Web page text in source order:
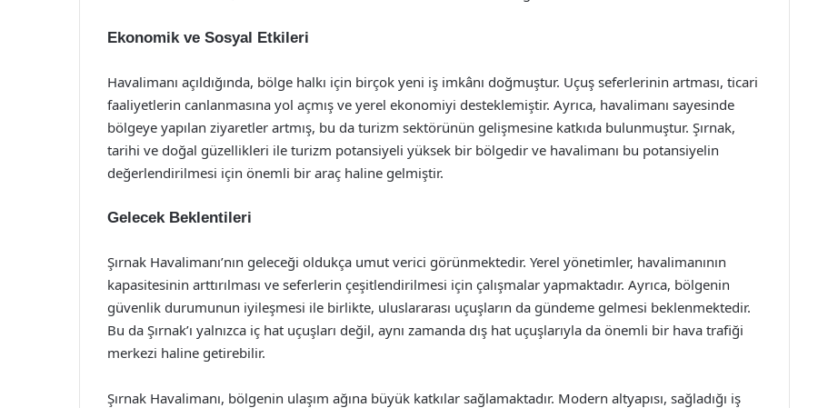
Ekonomik ve Sosyal Etkileri
Havalimanı açıldığında, bölge halkı için birçok yeni iş imkânı doğmuştur. Uçuş seferlerinin artması, ticari
faaliyetlerin canlanmasına yol açmış ve yerel ekonomiyi desteklemiştir. Ayrıca, havalimanı sayesinde
bölgeye yapılan ziyaretler artmış, bu da turizm sektörünün gelişmesine katkıda bulunmuştur. Şırnak,
tarihi ve doğal güzellikleri ile turizm potansiyeli yüksek bir bölgedir ve havalimanı bu potansiyelin
değerlendirilmesi için önemli bir araç haline gelmiştir.
Gelecek Beklentileri
Şırnak Havalimanı’nın geleceği oldukça umut verici görünmektedir. Yerel yönetimler, havalimanının
kapasitesinin arttırılması ve seferlerin çeşitlendirilmesi için çalışmalar yapmaktadır. Ayrıca, bölgenin
güvenlik durumunun iyileşmesi ile birlikte, uluslararası uçuşların da gündeme gelmesi beklenmektedir.
Bu da Şırnak’ı yalnızca iç hat uçuşları değil, aynı zamanda dış hat uçuşlarıyla da önemli bir hava trafiği
merkezi haline getirebilir.
Şırnak Havalimanı, bölgenin ulaşım ağına büyük katkılar sağlamaktadır. Modern altyapısı, sağladığı iş